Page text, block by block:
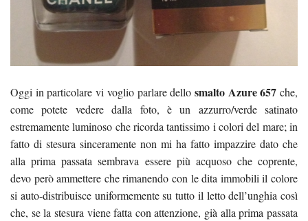
Oggi in particolare vi voglio parlare dello smalto Azure 657 che,
come potete vedere dalla foto, è un azzurro/verde satinato
estremamente luminoso che ricorda tantissimo i colori del mare; in
fatto di stesura sinceramente non mi ha fatto impazzire dato che
alla prima passata sembrava essere più acquoso che coprente,
devo però ammettere che rimanendo con le dita immobili il colore
si auto-distribuisce uniformemente su tutto il letto dell’unghia così
che, se la stesura viene fatta con attenzione, già alla prima passata